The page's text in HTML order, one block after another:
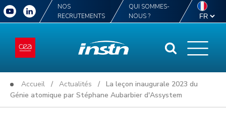
NOS
RECRUTEMENTS
QUI SOMMES-
NOUS ?
Accueil / Actualités / La leçon inaugurale 2023 du
Génie atomique par Stéphane Aubarbier d'Assystem